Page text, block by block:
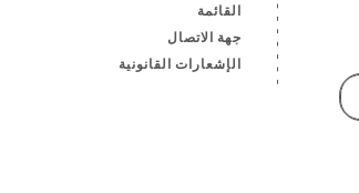
القائمة
جهة الاتصال
الإشعارات القانونية